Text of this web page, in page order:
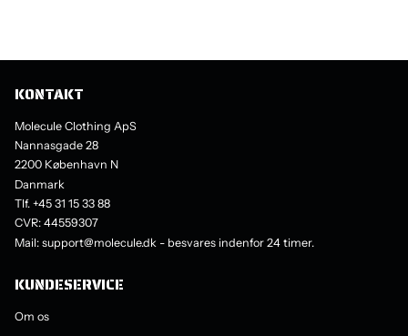
KONTAKT
Molecule Clothing ApS
Nannasgade 28
2200 København N
Danmark
Tlf. +45 31 15 33 88
CVR: 44559307
Mail: support@molecule.dk - besvares indenfor 24 timer.
KUNDESERVICE
Om os